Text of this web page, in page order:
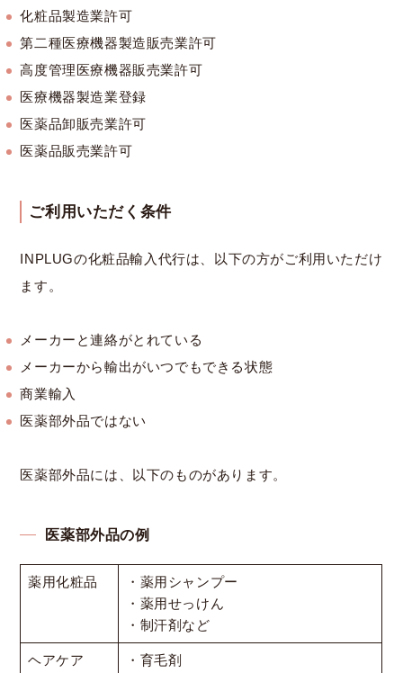
化粧品製造業許可
第二種医療機器製造販売業許可
高度管理医療機器販売業許可
医療機器製造業登録
医薬品卸販売業許可
医薬品販売業許可
ご利用いただく条件
INPLUGの化粧品輸入代行は、以下の方がご利用いただけ
ます。
メーカーと連絡がとれている
メーカーから輸出がいつでもできる状態
商業輸入
医薬部外品ではない
医薬部外品には、以下のものがあります。
医薬部外品の例
薬用化粧品
・薬用シャンプー
・薬用せっけん
・制汗剤など
ヘアケア
・育毛剤